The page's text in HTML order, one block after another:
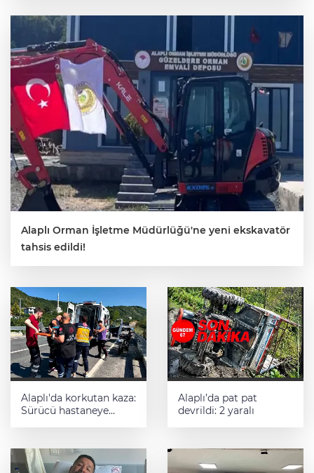
Alaplı Orman İşletme Müdürlüğü'ne yeni ekskavatör
tahsis edildi!
Alaplı'da korkutan kaza:
Sürücü hastaneye
Alaplı’da pat pat
devrildi: 2 yaralı